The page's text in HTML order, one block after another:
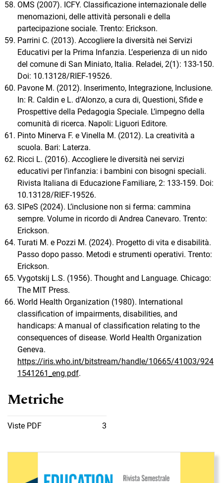
OMS (2007). ICFY. Classificazione internazionale delle
menomazioni, delle attività personali e della
partecipazione sociale. Trento: Erickson.
Parrini C. (2013). Accogliere la diversità nei Servizi
Educativi per la Prima Infanzia. L’esperienza di un nido
del comune di San Miniato, Italia. Reladei, 2(1): 133-150.
Doi: 10.13128/RIEF-19526.
Pavone M. (2012). Inserimento, Integrazione, Inclusione.
In: R. Caldin e L. d’Alonzo, a cura di, Questioni, Sfide e
Prospettive della Pedagogia Speciale. L’impegno della
comunità di ricerca. Napoli: Liguori Editore.
Pinto Minerva F. e Vinella M. (2012). La creatività a
scuola. Bari: Laterza.
Ricci L. (2016). Accogliere le diversità nei servizi
educativi per l’infanzia: i bambini con bisogni speciali.
Rivista Italiana di Educazione Familiare, 2: 133-159. Doi:
10.13128/RIEF-19526.
SIPeS (2024). L’inclusione non si ferma: cammina
sempre. Volume in ricordo di Andrea Canevaro. Trento:
Erickson.
Turati M. e Pozzi M. (2024). Progetto di vita e disabilità.
Passo dopo passo. Metodi e strumenti operativi. Trento:
Erickson.
Vygotskij L.S. (1956). Thought and Language. Chicago:
The MIT Press.
World Health Organization (1980). International
classification of impairments, disabilities, and
handicaps: A manual of classification relating to the
consequences of disease. World Health Organization
Geneva.
https://iris.who.int/bitstream/handle/10665/41003/924
1541261_eng.pdf.
Metriche
Viste PDF 3
Immagine di copertina